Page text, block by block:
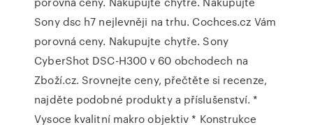
Sony dsc h7 nejlevněji na trhu. Cochces.cz Vám
porovná ceny. Nakupujte chytře. Sony
CyberShot DSC-H300 v 60 obchodech na
Zboží.cz. Srovnejte ceny, přečtěte si recenze,
najděte podobné produkty a příslušenství. *
Vysoce kvalitní makro objektiv * Konstrukce